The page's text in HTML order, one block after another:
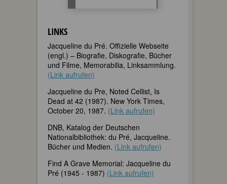
LINKS
Jacqueline du Pré. Offizielle Webseite
(engl.) – Biografie, Diskografie, Bücher
und Filme, Memorabilia, Linksammlung.
(Link aufrufen)
Jacqueline du Pre, Noted Cellist, Is
Dead at 42 (1987). New York Times,
October 20, 1987. (Link aufrufen)
DNB, Katalog der Deutschen
Nationalbibliothek: du Pré, Jacqueline.
Bücher und Medien. (Link aufrufen)
Find A Grave Memorial: Jacqueline du
Pré (1945 - 1987) (Link aufrufen)